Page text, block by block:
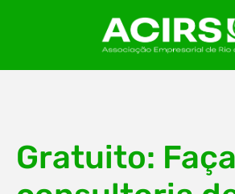
Gratuito: